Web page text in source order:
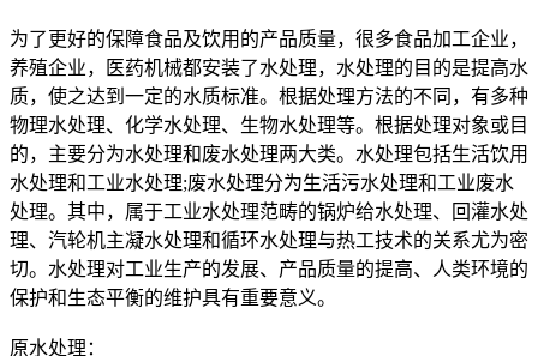
为了更好的保障食品及饮用的产品质量，很多食品加工企业，
养殖企业，医药机械都安装了水处理，水处理的目的是提高水
质，使之达到一定的水质标准。根据处理方法的不同，有多种
物理水处理、化学水处理、生物水处理等。根据处理对象或目
的，主要分为水处理和废水处理两大类。水处理包括生活饮用
水处理和工业水处理;废水处理分为生活污水处理和工业废水
处理。其中，属于工业水处理范畴的锅炉给水处理、回灌水处
理、汽轮机主凝水处理和循环水处理与热工技术的关系尤为密
切。水处理对工业生产的发展、产品质量的提高、人类环境的
保护和生态平衡的维护具有重要意义。
原水处理：